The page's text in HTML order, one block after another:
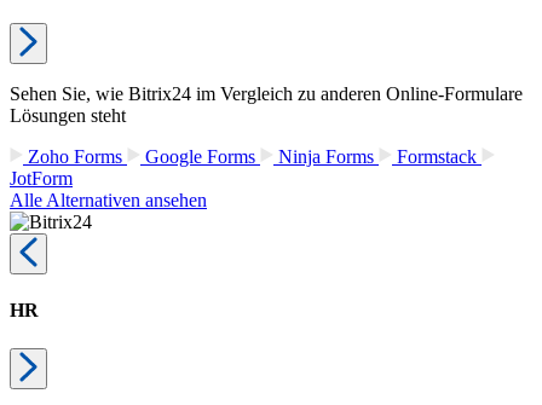
Sehen Sie, wie Bitrix24 im Vergleich zu anderen Online-Formulare
Lösungen steht
Zoho Forms
Google Forms Ninja Forms
Formstack
JotForm
Alle Alternativen ansehen
HR